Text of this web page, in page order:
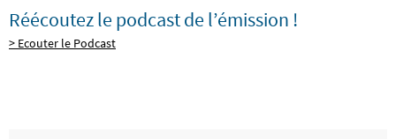
Réécoutez le podcast de l’émission !
> Ecouter le Podcast